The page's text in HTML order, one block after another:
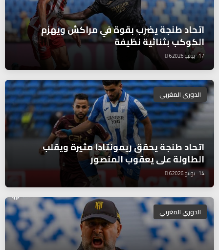
اتحاد طنجة يضرب بقوة في مراكش ويهزم
الكوكب بثنائية نظيفة
17 يونيو 2026 6
الدوري المغربي
اتحاد طنجة يحقق ريمونتادا مثيرة ويقلب
الطاولة على يعقوب المنصور
14 يونيو 2026 6
الدوري المغربي